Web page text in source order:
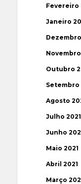
Fevereiro
Janeiro
Dezembro
Novembro
Outubro
Setembro
Agosto
Julho 2021
Junho
Maio 2021
Abril 2021
Março